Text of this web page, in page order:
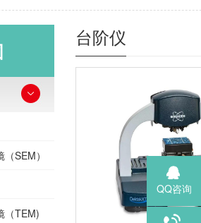
SEM）
（TEM)
台阶仪
QQ咨询